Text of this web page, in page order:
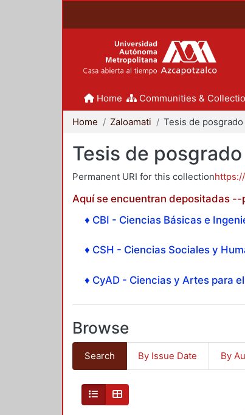
Home Communities &
Home Zaloamati
Tesis de
Permanent URI for this collection
Aquí se encuentran depositadas
♦ CBI - Ciencias Básicas e
♦ CSH - Ciencias Sociales y
♦ CyAD - Ciencias y Artes para
Browse
Search By Issue Date By